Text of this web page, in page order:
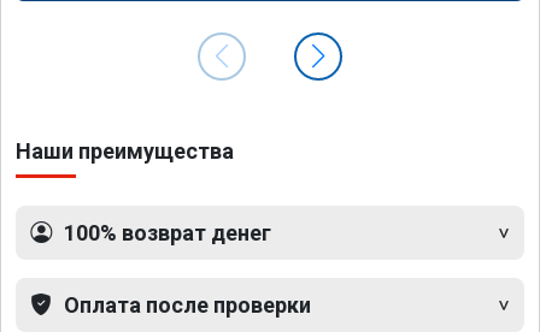
Наши преимущества
100% возврат денег
Оплата после проверки